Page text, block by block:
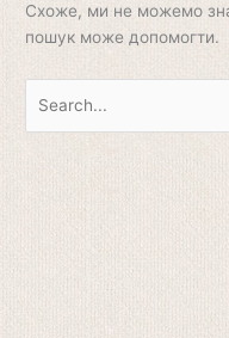
Схоже, ми не можемо
пошук може допомогти.